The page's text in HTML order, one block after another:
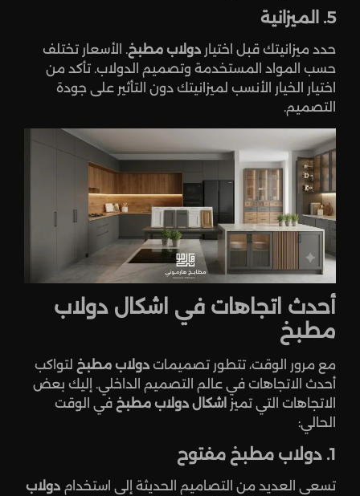
5. الميزانية
حدد ميزانيتك قبل اختيار دولاب مطبخ. الأسعار تختلف
حسب المواد المستخدمة وتصميم الدولاب. تأكد من
اختيار الخيار الأنسب لميزانيتك دون التأثير على جودة
التصميم.
أحدث اتجاهات في اشكال دولاب
مطبخ
مع مرور الوقت، تتطور تصميماتدولاب مطبخ لتواكب
أحدث الاتجاهات في عالم التصميم الداخلي. إليك بعض
الاتجاهات التي تميز اشكال دولاب مطبخ في الوقت
الحالي:
1. دولاب مطبخ مفتوح
تسعى العديد من التصاميم الحديثة إلى استخدامدولاب